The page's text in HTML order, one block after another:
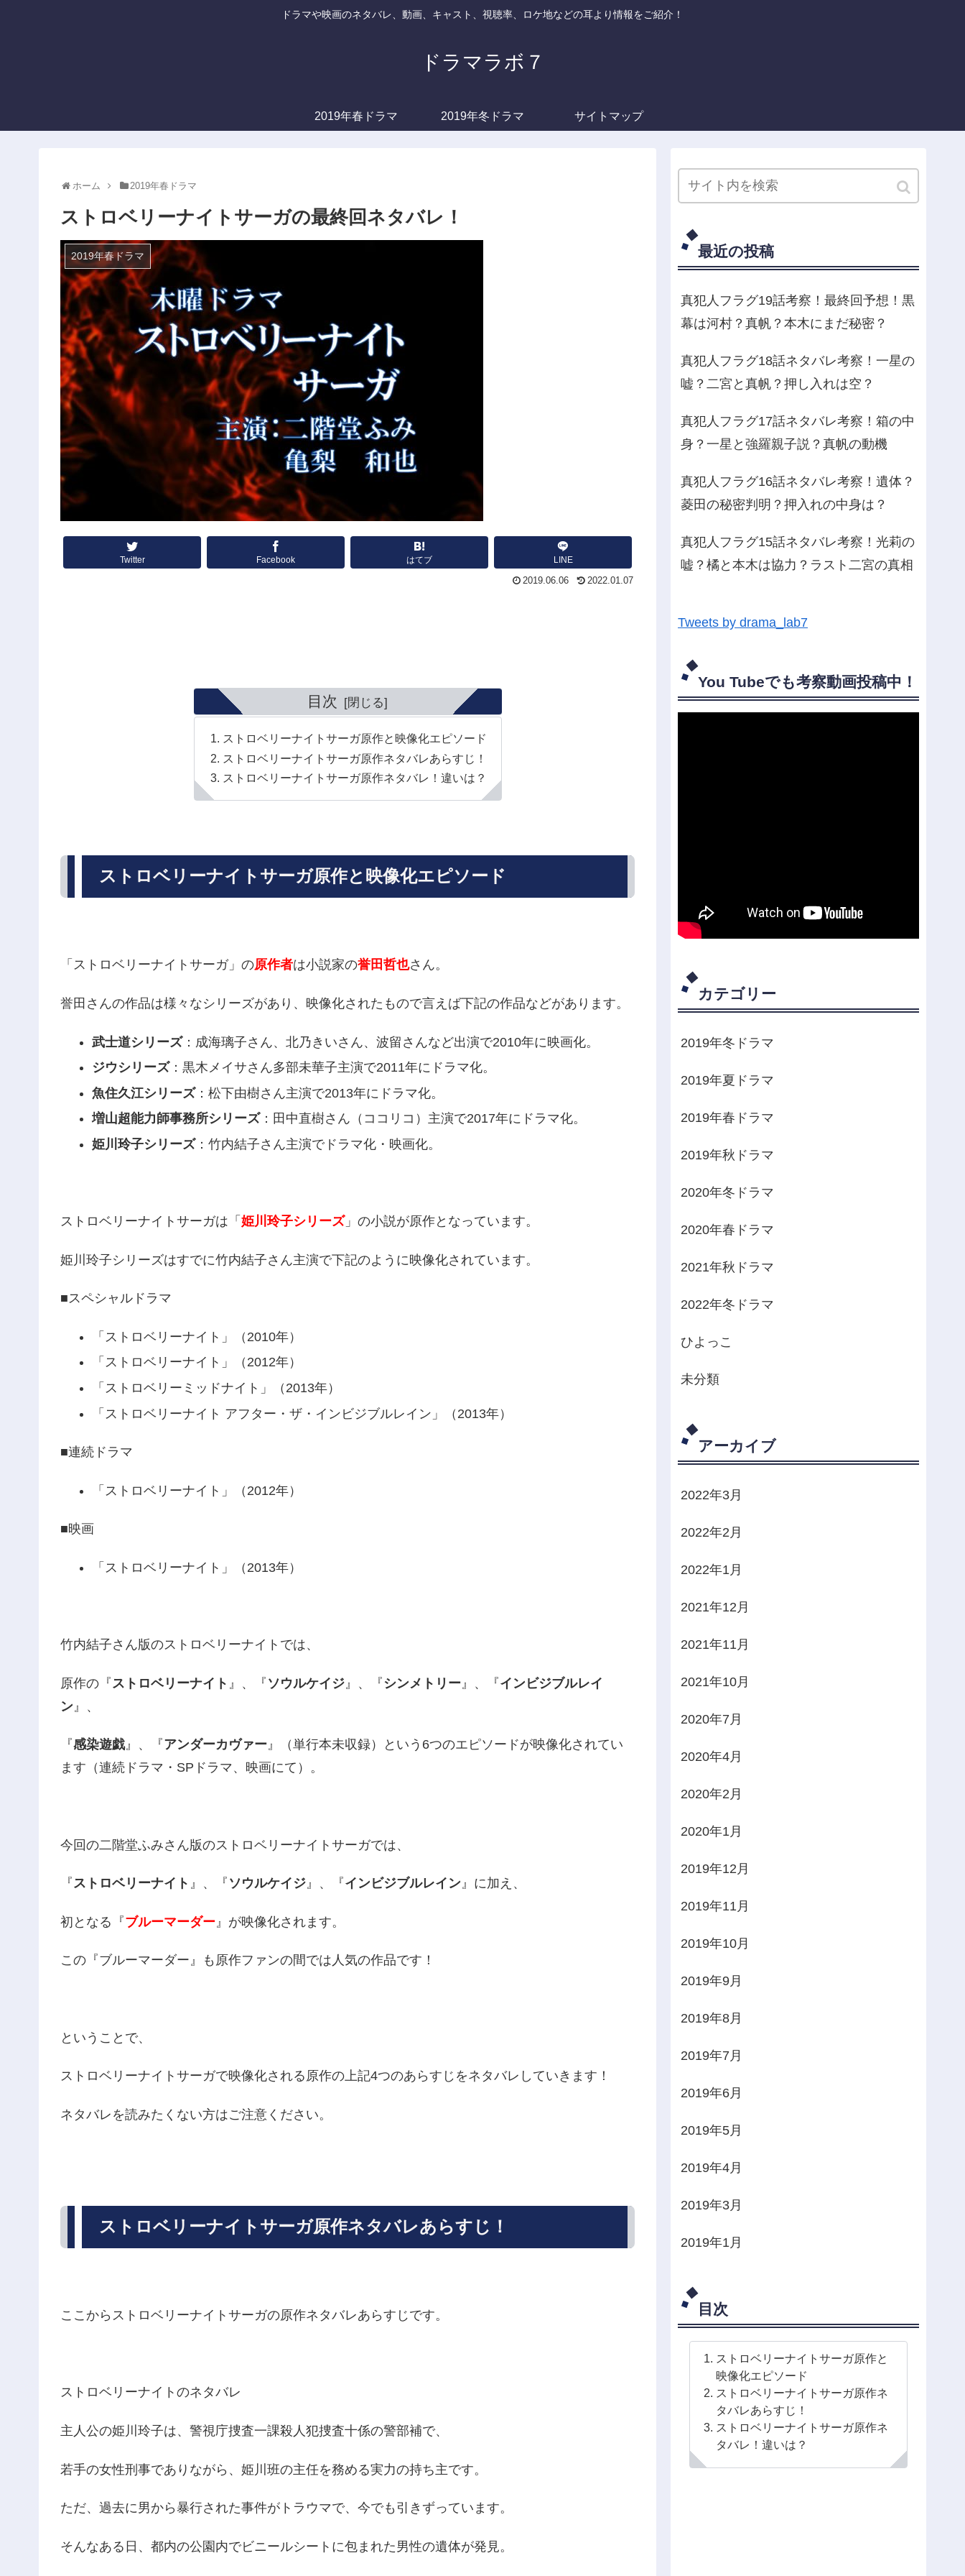
ドラマや映画のネタバレ、動画、キャスト、視聴率、ロケ地などの耳より情報をご紹介！
ドラマラボ７
2019年春ドラマ 2019年冬ドラマ サイトマップ
ホーム 2019年春ドラマ
ストロベリーナイトサーガの最終回ネタバレ！
2019年春ドラマ
Twitter Facebook はてブ LINE
2019.06.06 2022.01.07
目次
ストロベリーナイトサーガ原作と映像化エピソード
ストロベリーナイトサーガ原作ネタバレあらすじ！
ストロベリーナイトサーガ原作ネタバレ！違いは？
ストロベリーナイトサーガ原作と映像化エピソード
「ストロベリーナイトサーガ」の原作者は小説家の誉田哲也さん。
誉田さんの作品は様々なシリーズがあり、映像化されたもので言えば下記の作品などがあります。
武士道シリーズ：成海璃子さん、北乃きいさん、波留さんなど出演で2010年に映画化。
ジウシリーズ：黒木メイサさん多部未華子主演で2011年にドラマ化。
魚住久江シリーズ：松下由樹さん主演で2013年にドラマ化。
増山超能力師事務所シリーズ：田中直樹さん（ココリコ）主演で2017年にドラマ化。
姫川玲子シリーズ：竹内結子さん主演でドラマ化・映画化。
ストロベリーナイトサーガは「 姫川玲子シリーズ」の小説が原作となっています。
姫川玲子シリーズはすでに竹内結子さん主演で下記のように映像化されています。
■スペシャルドラマ
「ストロベリーナイト」（2010年）
「ストロベリーナイト」（2012年）
「ストロベリーミッドナイト」（2013年）
「ストロベリーナイト アフター・ザ・インビジブルレイン」（2013年）
■連続ドラマ
「ストロベリーナイト」（2012年）
■映画
「ストロベリーナイト」（2013年）
竹内結子さん版のストロベリーナイトでは、
原作の『 ストロベリーナイト 』、『 ソウルケイジ 』、『 シンメトリー 』、『インビジブルレイ
ン 』、
『感染遊戯』、『アンダーカヴァー』（単行本未収録）という6つのエピソードが映像化されてい
ます（連続ドラマ・SPドラマ、映画にて）。
今回の二階堂ふみさん版のストロベリーナイトサーガでは、
『ストロベリーナイト 』、『 ソウルケイジ』、『インビジブルレイン』に加え、
初となる『ブルーマーダー 』が映像化されます。
この『ブルーマーダー』も原作ファンの間では人気の作品です！
ということで、
ストロベリーナイトサーガで映像化される原作の上記4つのあらすじをネタバレしていきます！
ネタバレを読みたくない方はご注意ください。
ストロベリーナイトサーガ原作ネタバレあらすじ！
ここからストロベリーナイトサーガの原作ネタバレあらすじです。
ストロベリーナイトのネタバレ
主人公の姫川玲子は、警視庁捜査一課殺人犯捜査十係の警部補で、
若手の女性刑事でありながら、姫川班の主任を務める実力の持ち主です。
ただ、過去に男から暴行された事件がトラウマで、今でも引きずっています。
そんなある日、都内の公園内でビニールシートに包まれた男性の遺体が発見。
最近の投稿
真犯人フラグ19話考察！最終回予想！黒
幕は河村？真帆？本木にまだ秘密？
真犯人フラグ18話ネタバレ考察！一星の
嘘？二宮と真帆？押し入れは空？
真犯人フラグ17話ネタバレ考察！箱の中
身？一星と強羅親子説？真帆の動機
真犯人フラグ16話ネタバレ考察！遺体？
菱田の秘密判明？押入れの中身は？
真犯人フラグ15話ネタバレ考察！光莉の
嘘？橘と本木は協力？ラスト二宮の真相
Tweets by drama_lab7
You Tubeでも考察動画投稿中！
カテゴリー
2019年冬ドラマ
2019年夏ドラマ
2019年春ドラマ
2019年秋ドラマ
2020年冬ドラマ
2020年春ドラマ
2021年秋ドラマ
2022年冬ドラマ
ひよっこ
未分類
アーカイブ
2022年3月
2022年2月
2022年1月
2021年12月
2021年11月
2021年10月
2020年7月
2020年4月
2020年2月
2020年1月
2019年12月
2019年11月
2019年10月
2019年9月
2019年8月
2019年7月
2019年6月
2019年5月
2019年4月
2019年3月
2019年1月
目次
ストロベリーナイトサーガ原作と
映像化エピソード
ストロベリーナイトサーガ原作ネ
タバレあらすじ！
ストロベリーナイトサーガ原作ネ
タバレ！違いは？